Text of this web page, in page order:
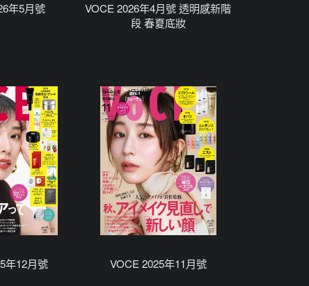
年5月號
VOCE 2026年4月號 透明感新階
段 春夏底妝
年12月號 VOCE 2025年11月號